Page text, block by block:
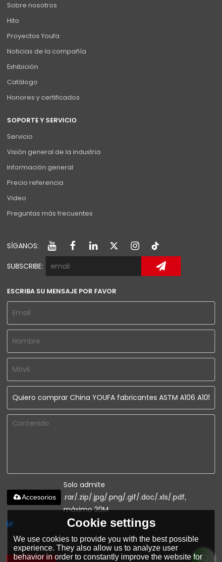
Sobre nosotros
Hito
Proyectos Youfa
Noticias de la compañía
Exhibición
Catálogo
Honores y certificados
SOPORTE Y SERVICIO
Servicio
Visión general de la industria
Información general
Precio referencia
Video
Preguntas más frecuentes
SÍGANOS:
SUBSCRIBE:
ESCRIBA SU MENSAJE POR FAVOR
Solo admite
.rar/.zip/.jpg/.png/.gif/.doc/.xls/.pdf,
máximo 20M
Accesorios
He leido y acepto los Términos y Condiciones de este servicio,
Términos y Condiciones
Cookie settings
We use cookies to provide you with the best possible
experience. They also allow us to analyze user
behavior in order to constantly improve the website for